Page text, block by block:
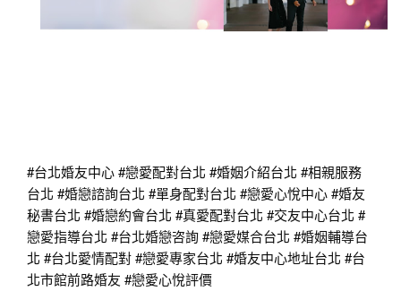
#台北婚友中心#戀愛配對台北 #婚姻介紹台北 #相親服務
台北 #婚戀諮詢台北 #單身配對台北 #戀愛心悅中心#婚友
秘書台北 #婚戀約會台北 #真愛配對台北 #交友中心台北 #
戀愛指導台北 #台北婚戀咨詢#戀愛媒合台北 #婚姻輔導台
北 #台北愛情配對#戀愛專家台北 #婚友中心地址台北 #台
北市館前路婚友 #戀愛心悅評價